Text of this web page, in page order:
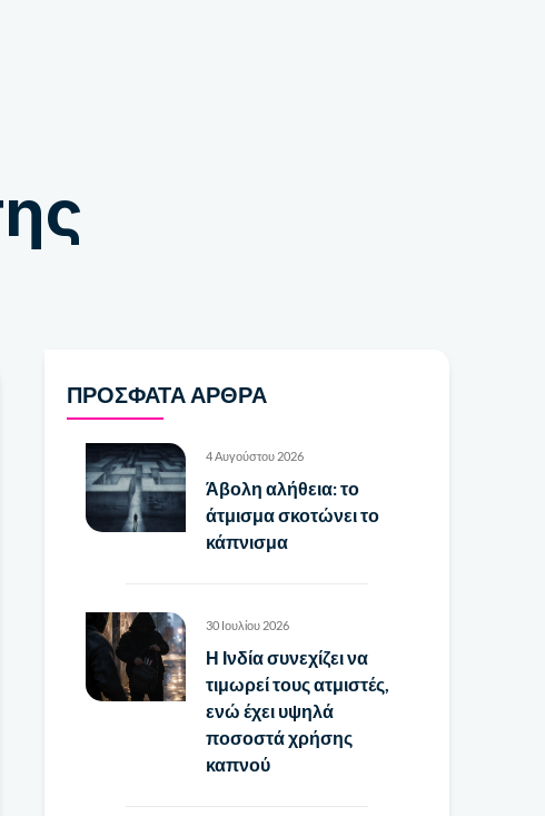
ΠΡΌΣΦΑΤΑ ΆΡΘΡΑ
4 Αυγούστου 2026
Άβολη αλήθεια: το
άτμισμα σκοτώνει το
κάπνισμα
30 Ιουλίου 2026
Η Ινδία συνεχίζει να
τιμωρεί τους ατμιστές,
ενώ έχει υψηλά
ποσοστά χρήσης
καπνού